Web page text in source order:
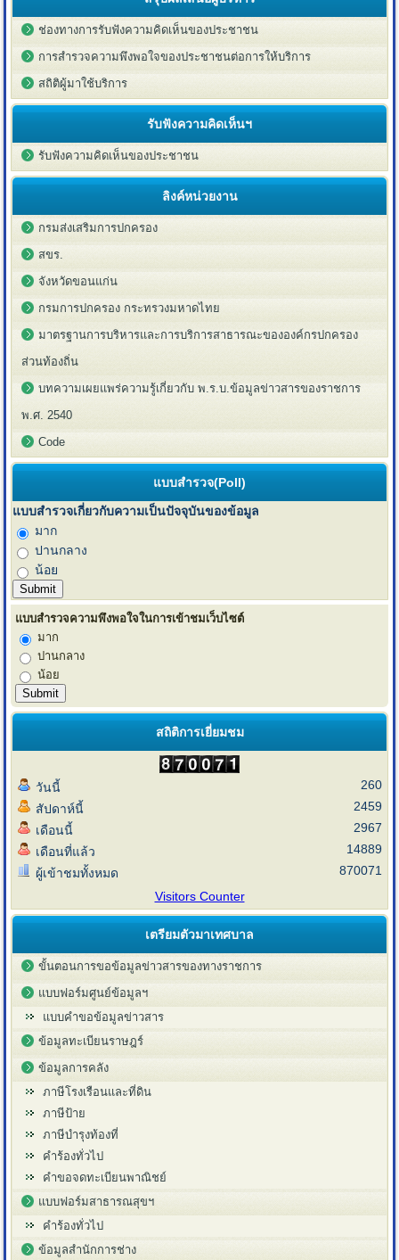
ช่องทางการรับฟังความคิดเห็นของประชาชน
การสำรวจความพึงพอใจของประชาชนต่อการให้บริการ
สถิติผู้มาใช้บริการ
รับฟังความคิดเห็นฯ
รับฟังความคิดเห็นของประชาชน
ลิงค์หน่วยงาน
กรมส่งเสริมการปกครอง
สขร.
จังหวัดขอนแก่น
กรมการปกครอง กระทรวงมหาดไทย
มาตรฐานการบริหารและการบริการสาธารณะขององค์กรปกครอง
ส่วนท้องถิ่น
บทความเผยแพร่ความรู้เกี่ยวกับ พ.ร.บ.ข้อมูลข่าวสารของราชการ
พ.ศ. 2540
Code
แบบสำรวจ(Poll)
แบบสำรวจเกี่ยวกับความเป็นปัจจุบันของข้อมูล
มาก
ปานกลาง
น้อย
แบบสำรวจความพึงพอใจในการเข้าชมเว็บไซต์
มาก
ปานกลาง
น้อย
สถิติการเยี่ยมชม
วันนี้
สัปดาห์นี้
เดือนนี้
เดือนที่แล้ว
ผู้เข้าชมทั้งหมด
260
2459
2967
14889
870071
Visitors Counter
เตรียมตัวมาเทศบาล
ขั้นตอนการขอข้อมูลข่าวสารของทางราชการ
แบบฟอร์มศูนย์ข้อมูลฯ
แบบคำขอข้อมูลข่าวสาร
ข้อมูลทะเบียนราษฎร์
ข้อมูลการคลัง
ภาษีโรงเรือนและที่ดิน
ภาษีป้าย
ภาษีบำรุงท้องที่
คำร้องทั่วไป
คำขอจดทะเบียนพาณิชย์
แบบฟอร์มสาธารณสุขฯ
คำร้องทั่วไป
ข้อมูลสำนักการช่าง